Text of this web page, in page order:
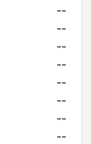
--
--
--
--
--
--
--
--